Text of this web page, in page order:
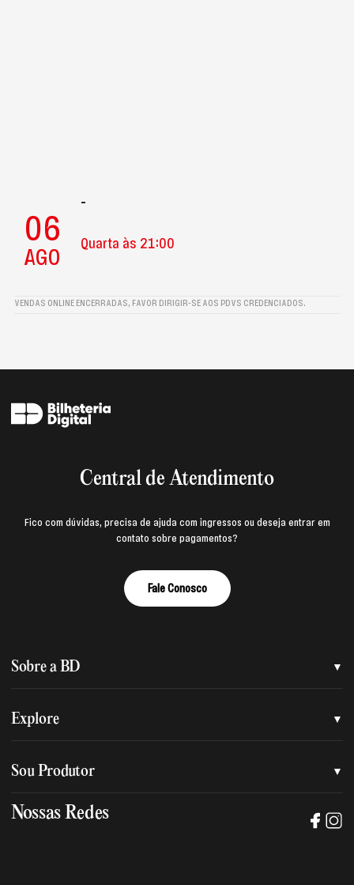
06
AGO
-
Quarta às 21:00
VENDAS ONLINE ENCERRADAS, FAVOR DIRIGIR-SE AOS PDVS CREDENCIADOS.
Central de Atendimento
Fico com dúvidas, precisa de ajuda com ingressos ou deseja entrar em
contato sobre pagamentos?
Fale Conosco
Sobre a BD
Quem somos
Política de privacidade
Explore
Assessoria de imprensa
Trabalhe na BD
Sou Produtor
Manual de mídia e da marca BD
Nossas Redes